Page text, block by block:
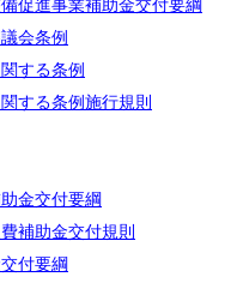
促進事業補助金交付要綱
会条例
する条例
する条例施行規則
金交付要綱
補助金交付規則
付要綱